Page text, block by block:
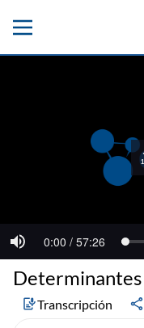
Determinantes
Transcripción